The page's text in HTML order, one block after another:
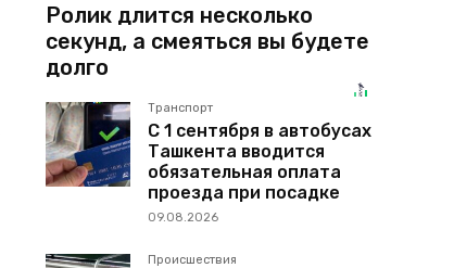
Ролик длится несколько
секунд, а смеяться вы будете
долго
Транспорт
С 1 сентября в автобусах
Ташкента вводится
обязательная оплата
проезда при посадке
09.08.2026
Происшествия